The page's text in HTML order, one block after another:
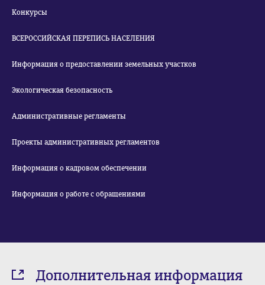
Конкурсы
ВСЕРОССИЙСКАЯ ПЕРЕПИСЬ НАСЕЛЕНИЯ
Информация о предоставлении земельных участков
Экологическая безопасность
Административные регламенты
Проекты административных регламентов
Информация о кадровом обеспечении
Информация о работе с обращениями
Дополнительная информация